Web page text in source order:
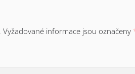
Vyžadované informace jsou označeny